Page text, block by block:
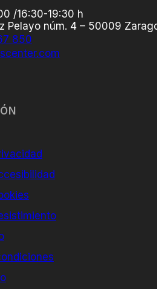
/16:30-19:30 h
Pelayo núm. 4 – 50009
850